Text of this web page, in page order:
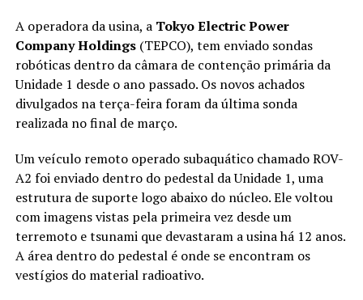
A operadora da usina, a Tokyo Electric Power
Company Holdings(TEPCO), tem enviado sondas
robóticas dentro da câmara de contenção primária da
Unidade 1 desde o ano passado. Os novos achados
divulgados na terça-feira foram da última sonda
realizada no final de março.
Um veículo remoto operado subaquático chamado ROV-
A2 foi enviado dentro do pedestal da Unidade 1, uma
estrutura de suporte logo abaixo do núcleo. Ele voltou
com imagens vistas pela primeira vez desde um
terremoto e tsunami que devastaram a usina há 12 anos.
A área dentro do pedestal é onde se encontram os
vestígios do material radioativo.